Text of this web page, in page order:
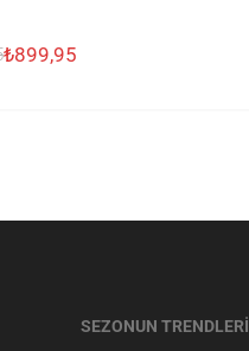
₺899,95
SEZONUN TRENDLERİ